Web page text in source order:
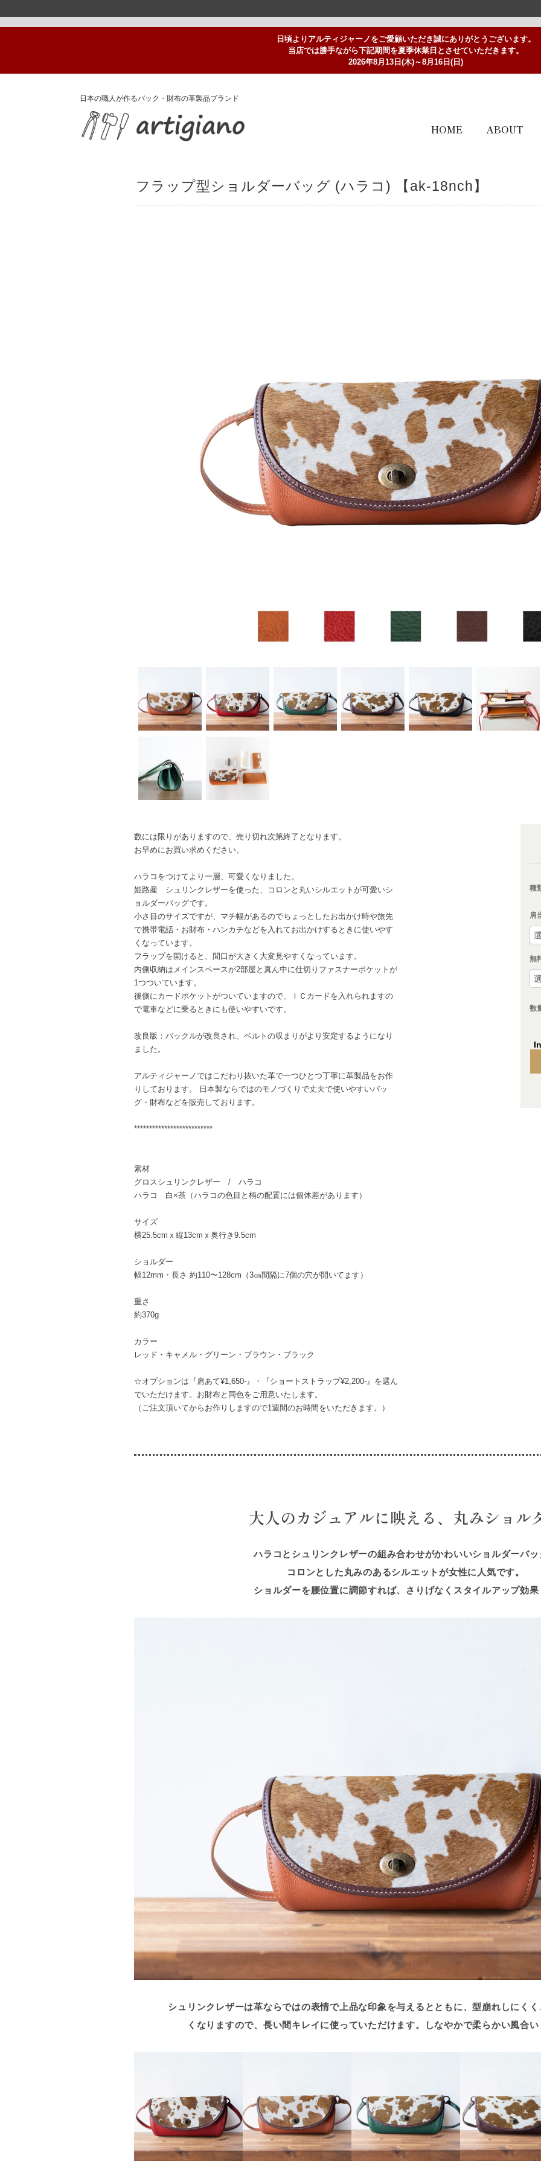
日頃よりアルティジャーノをご愛顧いただき誠にありがとうございます。
当店では勝手ながら下記期間を夏季休業日とさせていただきます。
2026年8月13日(木)～8月16日(日)
日本の職人が作るバック・財布の革製品ブランド
HOME ABOUT
フラップ型ショルダーバッグ (ハラコ) 【ak-18nch】
数には限りがありますので、売り切れ次第終了となります。
お早めにお買い求めください。
ハラコをつけてより一層、可愛くなりました。
姫路産 シュリンクレザーを使った、コロンと丸いシルエットが可愛いシ
ョルダーバッグです。
小さ目のサイズですが、マチ幅があるのでちょっとしたお出かけ時や旅先
で携帯電話・お財布・ハンカチなどを入れてお出かけするときに使いやす
くなっています。
フラップを開けると、間口が大きく大変見やすくなっています。
内側収納はメインスペースが2部屋と真ん中に仕切りファスナーポケットが
1つついています。
後側にカードポケットがついていますので、ＩＣカードを入れられますの
で電車などに乗るときにも使いやすいです。
改良版：バックルが改良され、ベルトの収まりがより安定するようになり
ました。
アルティジャーノではこだわり抜いた革で一つひとつ丁寧に革製品をお作
りしております。 日本製ならではのモノづくりで丈夫で使いやすいバッ
グ・財布などを販売しております。
**************************
素材
グロスシュリンクレザー / ハラコ
ハラコ 白×茶（ハラコの色目と柄の配置には個体差があります）
サイズ
横25.5cmｘ縦13cmｘ奥行き9.5cm
ショルダー
幅12mm・長さ 約110〜128cm（3㎝間隔に7個の穴が開いてます）
重さ
約370g
カラー
レッド・キャメル・グリーン・ブラウン・ブラック
☆オプションは『肩あて¥1,650-』・『ショートストラップ¥2,200-』を選ん
でいただけます。お財布と同色をご用意いたします。
（ご注文頂いてからお作りしますので1週間のお時間をいただきます。）
大人のカジュアルに映える、丸みショル
ハラコとシュリンクレザーの組み合わせがかわいいショルダーバッ
コロンとした丸みのあるシルエットが女性に人気です。
ショルダーを腰位置に調節すれば、さりげなくスタイルアップ効
シュリンクレザーは革ならではの表情で上品な印象を与えるとともに、型崩れしにくく
くなりますので、長い間キレイに使っていただけます。しなやかで柔らかい風合い
種
肩
無
数